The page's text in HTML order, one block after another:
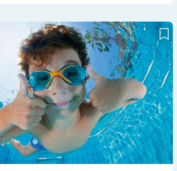
für Kinder und Jugendliche: automatisierte
ohne Schlauch mit Omnipod 5